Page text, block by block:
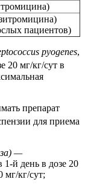
пациентов)
pyogenes,
20 мг/кг/сут в
препарат
для приема
—
1-й день в дозе 20
мг/кг/сут;